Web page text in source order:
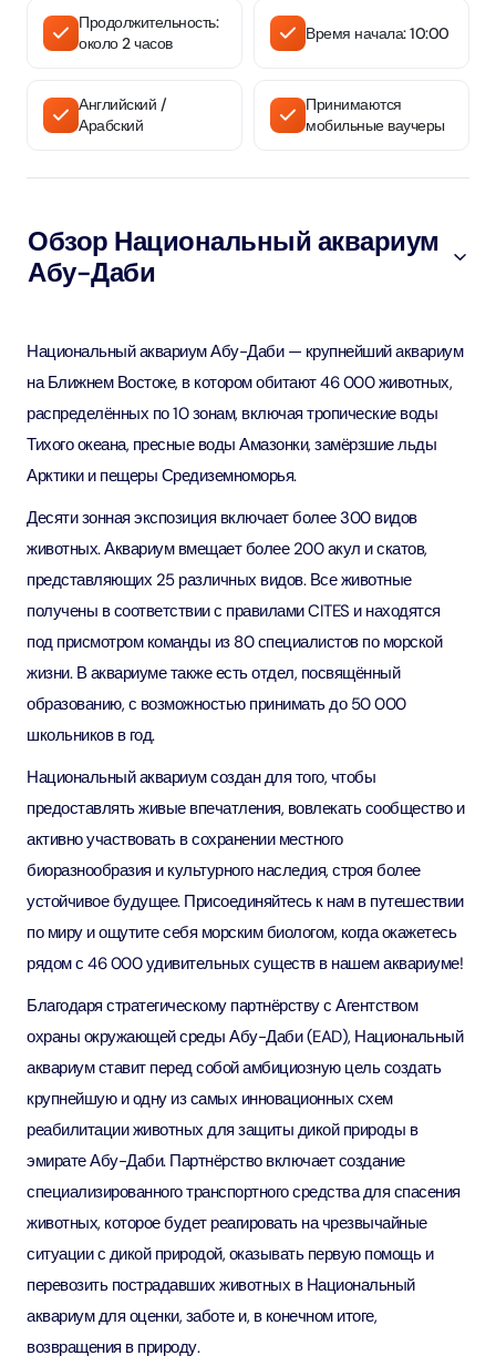
Продолжительность:
около 2 часов
Время начала: 10:00
Английский /
Арабский
Принимаются
мобильные ваучеры
Обзор Национальный аквариум
Абу-Даби
Национальный аквариум Абу-Даби — крупнейший аквариум
на Ближнем Востоке, в котором обитают 46 000 животных,
распределённых по 10 зонам, включая тропические воды
Тихого океана, пресные воды Амазонки, замёрзшие льды
Арктики и пещеры Средиземноморья.
Десяти зонная экспозиция включает более 300 видов
животных. Аквариум вмещает более 200 акул и скатов,
представляющих 25 различных видов. Все животные
получены в соответствии с правилами CITES и находятся
под присмотром команды из 80 специалистов по морской
жизни. В аквариуме также есть отдел, посвящённый
образованию, с возможностью принимать до 50 000
школьников в год.
Национальный аквариум создан для того, чтобы
предоставлять живые впечатления, вовлекать сообщество и
активно участвовать в сохранении местного
биоразнообразия и культурного наследия, строя более
устойчивое будущее. Присоединяйтесь к нам в путешествии
по миру и ощутите себя морским биологом, когда окажетесь
рядом с 46 000 удивительных существ в нашем аквариуме!
Благодаря стратегическому партнёрству с Агентством
охраны окружающей среды Абу-Даби (EAD), Национальный
аквариум ставит перед собой амбициозную цель создать
крупнейшую и одну из самых инновационных схем
реабилитации животных для защиты дикой природы в
эмирате Абу-Даби. Партнёрство включает создание
специализированного транспортного средства для спасения
животных, которое будет реагировать на чрезвычайные
ситуации с дикой природой, оказывать первую помощь и
перевозить пострадавших животных в Национальный
аквариум для оценки, заботе и, в конечном итоге,
возвращения в природу.